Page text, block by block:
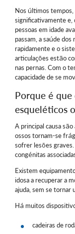
Nos últimos
significativamente e,
pessoas em idade
passam, a saúde
rapidamente e o
articulações estão
nas pernas. Com o
capacidade de se
Porque é que
esqueléticos
A principal causa são
ossos tornam-se
sofrer lesões
congénitas
Existem
idosa a recuperar a
ajuda, sem se tornar
Há muitos
cadeiras de